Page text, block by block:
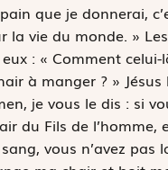
que je donnerai,
la vie du monde. »
: « Comment celui-
à manger ? »
je vous le dis : si
du Fils de l’homme,
vous n’avez pas